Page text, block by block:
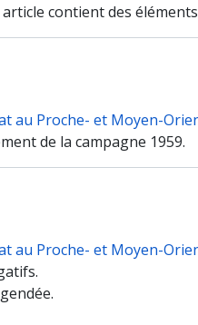
contient des
au Proche- et Moyen-
de la campagne 1959.
au Proche- et Moyen-